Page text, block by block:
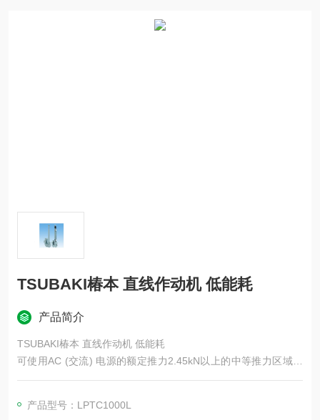
TSUBAKI椿本 直线作动机 低能耗
产品简介
TSUBAKI椿本 直线作动机 低能耗
可使用AC (交流) 电源的额定推力2.45kN以上的中等推力区域电
动气缸。具有负载保持能力的制动电机、实现低噪音的减速装
产品提供多种可选配置，适用于各种应用场景。标配可户外使用
产品型号：LPTC1000L